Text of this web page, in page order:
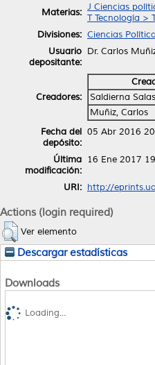
Materias: J Ciencias
T Tecnología >
Divisiones: Ciencias
Usuario
depositante:
Dr. Carlos
Creadores:
Saldierna
Muñiz, Carlos
Fecha del
depósito:
05 Abr 2016
Última
modificación:
16 Ene 2017
URI: http://
Actions (login required)
Ver elemento
Descargar estadísticas
Downloads
Loading...